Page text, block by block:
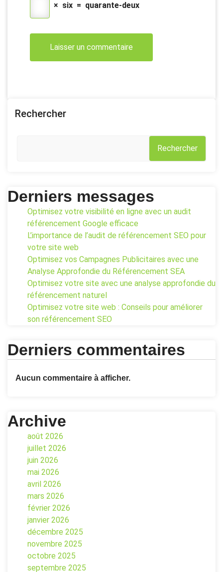
× six = quarante-deux
Rechercher
Rechercher
Derniers messages
Optimisez votre visibilité en ligne avec un audit
référencement Google efficace
L’importance de l’audit de référencement SEO pour
votre site web
Optimisez vos Campagnes Publicitaires avec une
Analyse Approfondie du Référencement SEA
Optimisez votre site avec une analyse approfondie du
référencement naturel
Optimisez votre site web : Conseils pour améliorer
son référencement SEO
Derniers commentaires
Aucun commentaire à afficher.
Archive
août 2026
juillet 2026
juin 2026
mai 2026
avril 2026
mars 2026
février 2026
janvier 2026
décembre 2025
novembre 2025
octobre 2025
septembre 2025